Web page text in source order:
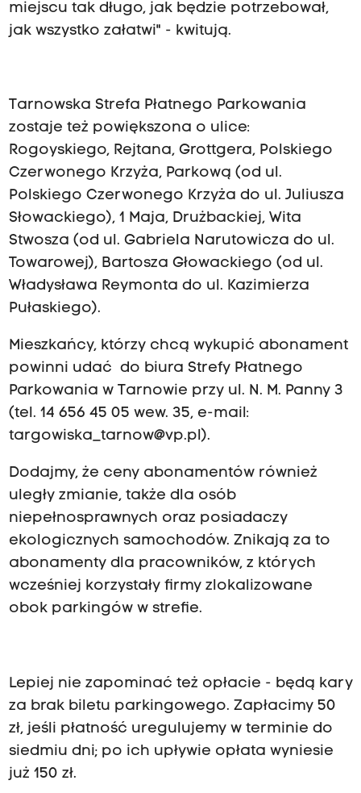
miejscu tak długo, jak będzie potrzebował,
jak wszystko załatwi" - kwitują.
Tarnowska Strefa Płatnego Parkowania
zostaje też powiększona o ulice:
Rogoyskiego, Rejtana, Grottgera, Polskiego
Czerwonego Krzyża, Parkową (od ul.
Polskiego Czerwonego Krzyża do ul. Juliusza
Słowackiego), 1 Maja, Drużbackiej, Wita
Stwosza (od ul. Gabriela Narutowicza do ul.
Towarowej), Bartosza Głowackiego (od ul.
Władysława Reymonta do ul. Kazimierza
Pułaskiego).
Mieszkańcy, którzy chcą wykupić abonament
powinni udać do biura Strefy Płatnego
Parkowania w Tarnowie przy ul. N. M. Panny 3
(tel. 14 656 45 05 wew. 35, e-mail:
targowiska_tarnow@vp.pl).
Dodajmy, że ceny abonamentów również
uległy zmianie, także dla osób
niepełnosprawnych oraz posiadaczy
ekologicznych samochodów. Znikają za to
abonamenty dla pracowników, z których
wcześniej korzystały firmy zlokalizowane
obok parkingów w strefie.
Lepiej nie zapominać też opłacie - będą kary
za brak biletu parkingowego. Zapłacimy 50
zł, jeśli płatność uregulujemy w terminie do
siedmiu dni; po ich upływie opłata wyniesie
już 150 zł.